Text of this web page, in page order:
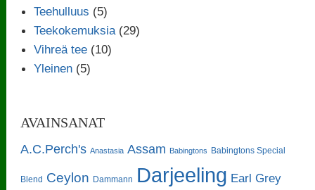
Teehulluus (5)
Teekokemuksia (29)
Vihreä tee (10)
Yleinen (5)
AVAINSANAT
A.C.Perch's Anastasia Assam Babingtons Babingtons Special
Blend Ceylon Dammann Darjeeling Earl Grey